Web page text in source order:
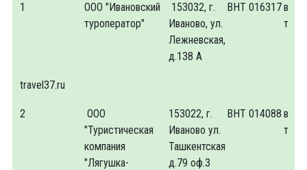
1
ООО "Ивановский
туроператор"
153032, г.
Иваново, ул.
Лежневская,
д.138 А
ВНТ 016317
travel37.ru
2
ООО
"Туристическая
компания
"Лягушка-
153022, г.
Иваново ул.
Ташкентская
д.79 оф.3
ВНТ 014088